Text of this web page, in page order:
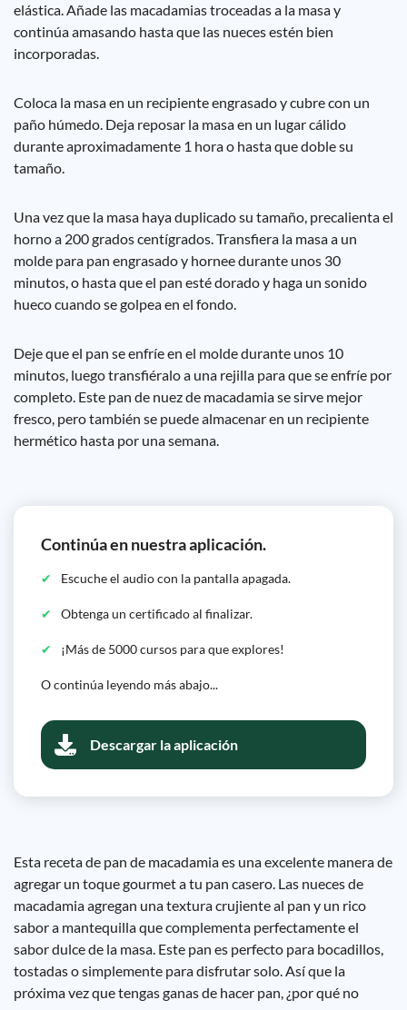
elástica. Añade las macadamias troceadas a la masa y
continúa amasando hasta que las nueces estén bien
incorporadas.
Coloca la masa en un recipiente engrasado y cubre con un
paño húmedo. Deja reposar la masa en un lugar cálido
durante aproximadamente 1 hora o hasta que doble su
tamaño.
Una vez que la masa haya duplicado su tamaño, precalienta el
horno a 200 grados centígrados. Transfiera la masa a un
molde para pan engrasado y hornee durante unos 30
minutos, o hasta que el pan esté dorado y haga un sonido
hueco cuando se golpea en el fondo.
Deje que el pan se enfríe en el molde durante unos 10
minutos, luego transfiéralo a una rejilla para que se enfríe por
completo. Este pan de nuez de macadamia se sirve mejor
fresco, pero también se puede almacenar en un recipiente
hermético hasta por una semana.
Continúa en nuestra aplicación.
Escuche el audio con la pantalla apagada.
Obtenga un certificado al finalizar.
¡Más de 5000 cursos para que explores!
O continúa leyendo más abajo...
Descargar la aplicación
Esta receta de pan de macadamia es una excelente manera de
agregar un toque gourmet a tu pan casero. Las nueces de
macadamia agregan una textura crujiente al pan y un rico
sabor a mantequilla que complementa perfectamente el
sabor dulce de la masa. Este pan es perfecto para bocadillos,
tostadas o simplemente para disfrutar solo. Así que la
próxima vez que tengas ganas de hacer pan, ¿por qué no